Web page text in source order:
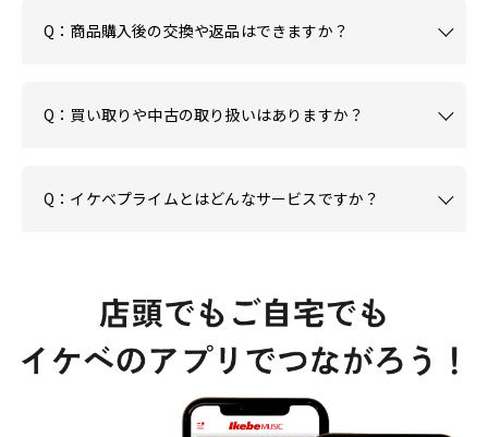
Q：商品購入後の交換や返品はできますか？
Q：買い取りや中古の取り扱いはありますか？
Q：イケベプライムとはどんなサービスですか？